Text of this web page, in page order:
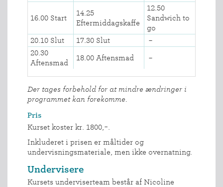
16.00 Start
14.25
Eftermiddagskaffe
12.50
Sandwich to
go
20.10 Slut
17.30 Slut
–
20.30
Aftensmad
18.00 Aftensmad –
Der tages forbehold for at mindre ændringer i
programmet kan forekomme.
Pris
Kurset koster kr. 1800,-.
Inkluderet i prisen er måltider og
undervisningsmateriale, men ikke overnatning.
Undervisere
Kursets underviserteam består af Nicoline